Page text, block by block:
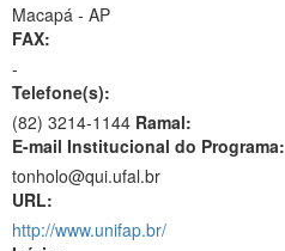
Macapá - AP
FAX:
-
Telefone(s):
(82) 3214-1144 Ramal:
E-mail Institucional do Programa:
tonholo@qui.ufal.br
URL:
http://www.unifap.br/